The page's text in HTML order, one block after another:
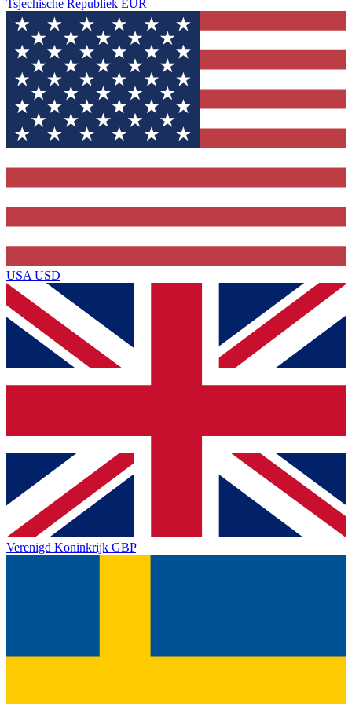
Tsjechische Republiek EUR
USA USD
Verenigd Koninkrijk GBP